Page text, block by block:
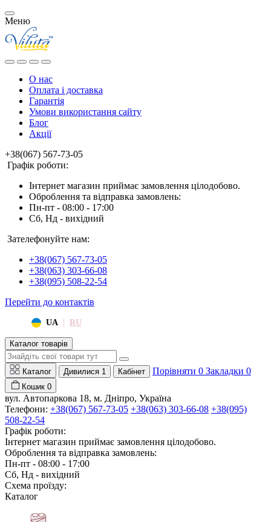
Меню
О нас
Оплата і доставка
Гарантія
Умови використання сайту
Блог
Акції
+38(067) 567-73-05
Графік роботи:
Інтернет магазин приймає замовлення цілодобово.
Оброблення та відправка замовлень:
Пн-пт - 08:00 - 17:00
Сб, Нд - вихідний
Зателефонуйте нам:
+38(067) 567-73-05
+38(063) 303-66-08
+38(095) 508-22-54
Перейти до контактів
UA | RU
Каталог товарів
Каталог Дивилися 1 Кабінет Порівняти 0 Закладки 0
Кошик 0
вул. Автопаркова 18, м. Дніпро, Україна
Телефони: +38(067) 567-73-05 +38(063) 303-66-08 +38(095)
508-22-54
Графік роботи:
Інтернет магазин приймає замовлення цілодобово.
Оброблення та відправка замовлень:
Пн-пт - 08:00 - 17:00
Сб, Нд - вихідний
Схема проїзду:
Каталог